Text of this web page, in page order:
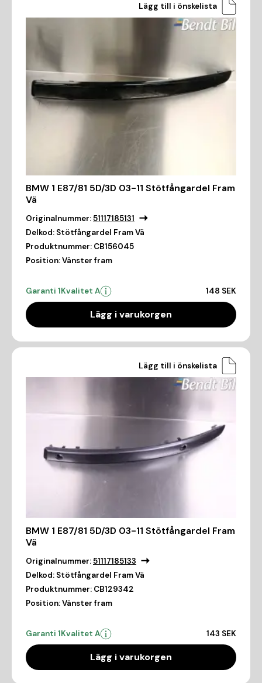
Lägg till i önskelista
BMW 1 E87/81 5D/3D 03-11 Stötfångardel Fram
Vä
Originalnummer:51117185131
Delkod: Stötfångardel Fram Vä
Produktnummer: CB156045
Position:Vänster fram
Garanti 1Kvalitet A 148 SEK
Lägg i varukorgen
Lägg till i önskelista
BMW 1 E87/81 5D/3D 03-11 Stötfångardel Fram
Vä
Originalnummer:51117185133
Delkod: Stötfångardel Fram Vä
Produktnummer: CB129342
Position:Vänster fram
Garanti 1Kvalitet A 143 SEK
Lägg i varukorgen